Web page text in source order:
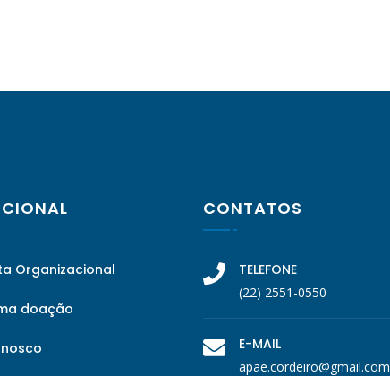
Organizacional
doação
CONTATOS
TELEFONE
(22) 2551-0550
E-MAIL
apae.cordeiro@gmail.com